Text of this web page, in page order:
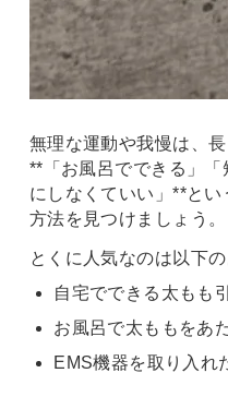
無理な運動や我慢は、
**「お風呂でできる」
にしなくていい」**と
方法を見つけましょう。
とくに人気なのは以下の
自宅でできる太もも
お風呂で太ももをあ
EMS機器を取り入れ